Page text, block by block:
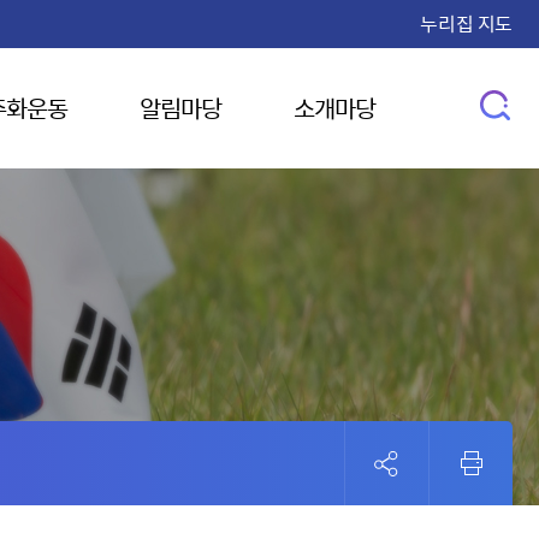
누리집 지도
운동 알림마당 소개마당